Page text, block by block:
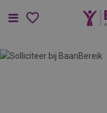
Menu